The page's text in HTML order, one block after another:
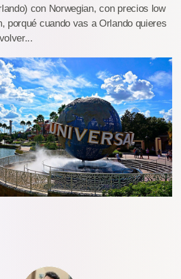
con Norwegian, con precios low
porqué cuando vas a Orlando quieres